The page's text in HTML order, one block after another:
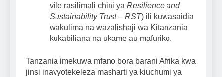
vile rasilimali chini ya Resilience and
Sustainability Trust – RST) ili kuwasaidia
wakulima na wazalishaji wa Kitanzania
kukabiliana na ukame au mafuriko.
Tanzania imekuwa mfano bora barani Afrika kwa
jinsi inavyotekeleza masharti ya kiuchumi ya